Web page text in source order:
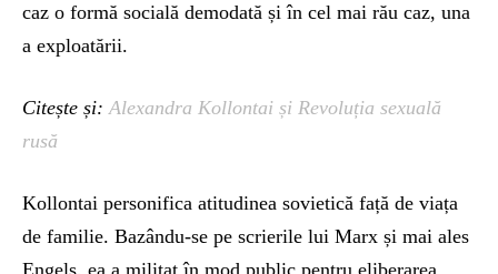
caz o formă socială demodată și în cel mai rău caz, una
a exploatării.
Citește și:Alexandra Kollontai și Revoluția sexuală
rusă
Kollontai personifica atitudinea sovietică față de viața
de familie. Bazându-se pe scrierile lui Marx și mai ales